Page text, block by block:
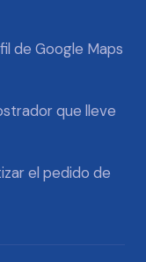
de Google Maps
que lleve
el pedido de